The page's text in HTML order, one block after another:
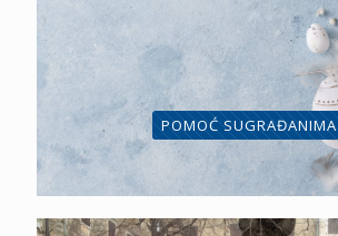
POMOĆ SUGRAĐANIMA